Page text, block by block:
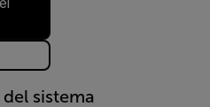
sistema